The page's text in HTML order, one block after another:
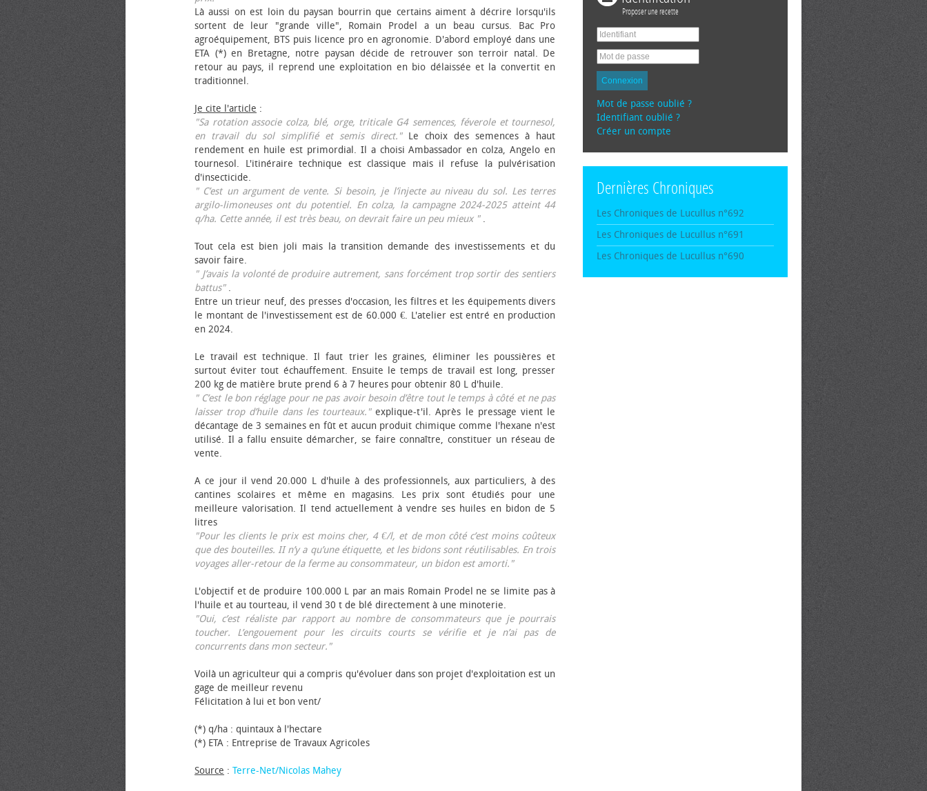
Là aussi on est loin du paysan bourrin que certains aiment à décrire lorsqu'ils
sortent de leur "grande ville", Romain Prodel a un beau cursus. Bac Pro
agroéquipement, BTS puis licence pro en agronomie. D'abord employé dans une
ETA (*) en Bretagne, notre paysan décide de retrouver son terroir natal. De
retour au pays, il reprend une exploitation en bio délaissée et la convertit en
traditionnel.
Je cite l'article :
"Sa rotation associe colza, blé, orge, triticale G4 semences, féverole et tournesol,
en travail du sol simplifié et semis direct."Le choix des semences à haut
rendement en huile est primordial. Il a choisi Ambassador en colza, Angelo en
tournesol. L'itinéraire technique est classique mais il refuse la pulvérisation
d'insecticide.
" C’est un argument de vente. Si besoin, je l’injecte au niveau du sol. Les terres
argilo-limoneuses ont du potentiel. En colza, la campagne 2024-2025 atteint 44
q/ha. Cette année, il est très beau, on devrait faire un peu mieux ".
Tout cela est bien joli mais la transition demande des investissements et du
savoir faire.
" J’avais la volonté de produire autrement, sans forcément trop sortir des sentiers
battus".
Entre un trieur neuf, des presses d'occasion, les filtres et les équipements divers
le montant de l'investissement est de 60.000 €. L'atelier est entré en production
en 2024.
Le travail est technique. Il faut trier les graines, éliminer les poussières et
surtout éviter tout échauffement. Ensuite le temps de travail est long, presser
200 kg de matière brute prend 6 à 7 heures pour obtenir 80 L d'huile.
" C’est le bon réglage pour ne pas avoir besoin d’être tout le temps à côté et ne pas
laisser trop d’huile dans les tourteaux."explique-t'il. Après le pressage vient le
décantage de 3 semaines en fût et aucun produit chimique comme l'hexane n'est
utilisé. Il a fallu ensuite démarcher, se faire connaître, constituer un réseau de
vente.
A ce jour il vend 20.000 L d'huile à des professionnels, aux particuliers, à des
cantines scolaires et même en magasins. Les prix sont étudiés pour une
meilleure valorisation. Il tend actuellement à vendre ses huiles en bidon de 5
litres
"Pour les clients le prix est moins cher, 4 €/l, et de mon côté c’est moins coûteux
que des bouteilles. II n’y a qu’une étiquette, et les bidons sont réutilisables. En trois
voyages aller-retour de la ferme au consommateur, un bidon est amorti."
L'objectif et de produire 100.000 L par an mais Romain Prodel ne se limite pas à
l'huile et au tourteau, il vend 30 t de blé directement à une minoterie.
"Oui, c’est réaliste par rapport au nombre de consommateurs que je pourrais
toucher. L’engouement pour les circuits courts se vérifie et je n’ai pas de
concurrents dans mon secteur."
Voilà un agriculteur qui a compris qu'évoluer dans son projet d'exploitation est un
gage de meilleur revenu
Félicitation à lui et bon vent/
(*) q/ha : quintaux à l'hectare
(*) ETA : Entreprise de Travaux Agricoles
Source : Terre-Net/Nicolas Mahey
Proposer une recette
Connexion
Mot de passe oublié ?
Identifiant oublié ?
Créer un compte
Dernières Chroniques
Les Chroniques de Lucullus n°692
Les Chroniques de Lucullus n°691
Les Chroniques de Lucullus n°690